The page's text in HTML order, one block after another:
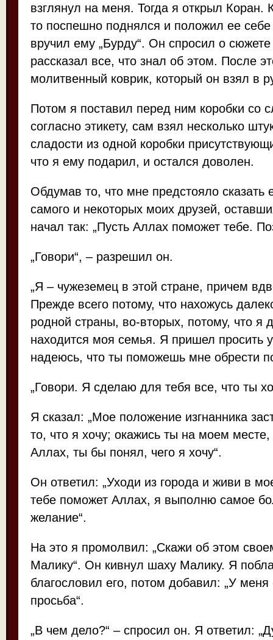
взглянул на меня. Тогда я открыл Коран.
то поспешно поднялся и положил ее
вручил ему „Бурду“. Он спросил о
рассказал все, что знал об этом. После
молитвенный коврик, который он взял в
Потом я поставил перед ним коробки со
согласно этикету, сам взял несколько
сладости из одной коробки
что я ему подарил, и остался доволен.
Обдумав то, что мне предстояло сказать
самого и некоторых моих друзей,
начал так: „Пусть Аллах поможет тебе.
„Говори“, – разрешил он.
„Я – чужеземец в этой стране, причем
Прежде всего потому, что нахожусь
родной страны, во-вторых, потому, что я
находится моя семья. Я пришел просить
надеюсь, что ты поможешь мне обрести
„Говори. Я сделаю для тебя все, что ты
Я сказал: „Мое положение изгнанника
то, что я хочу; окажись ты на моем месте,
Аллах, ты бы понял, чего я хочу“.
Он ответил: „Уходи из города и живи в
тебе поможет Аллах, я выполню самое
желание“.
На это я промолвил: „Скажи об этом
Малику“. Он кивнул шаху Малику. Я
благословил его, потом добавил: „У
просьба“.
„В чем дело?“ – спросил он. Я ответил: